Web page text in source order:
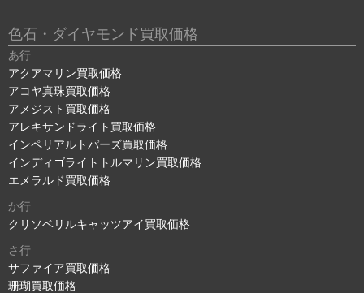
色石・ダイヤモンド買取価格
あ行
アクアマリン買取価格
アコヤ真珠買取価格
アメジスト買取価格
アレキサンドライト買取価格
インペリアルトパーズ買取価格
インディゴライトトルマリン買取価格
エメラルド買取価格
か行
クリソベリルキャッツアイ買取価格
さ行
サファイア買取価格
珊瑚買取価格